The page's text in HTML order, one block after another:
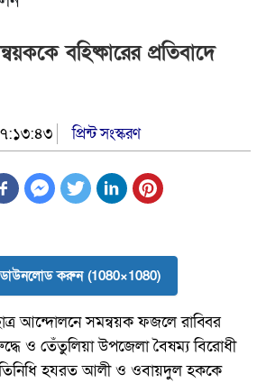
বহিষ্কারের প্রতিবাদে
৭:১৩:৪৩
প্রিন্ট সংস্করণ
ডাউনলোড করুন (1080×1080)
আন্দোলনে সমন্বয়ক ফজলে রাব্বির
ও তেঁতুলিয়া উপজেলা বৈষম্য বিরোধী
হযরত আলী ও ওবায়দুল হককে